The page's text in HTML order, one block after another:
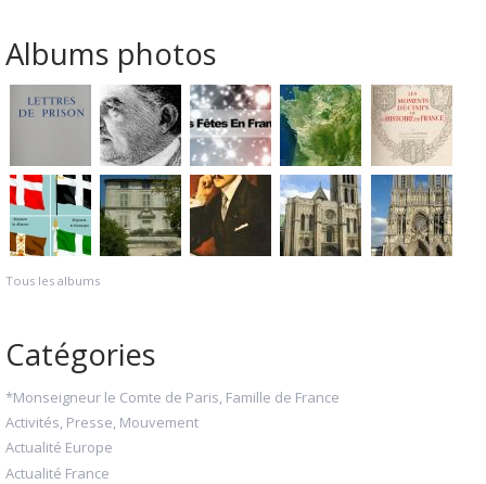
Albums photos
Tous les albums
Catégories
*Monseigneur le Comte de Paris, Famille de France
Activités, Presse, Mouvement
Actualité Europe
Actualité France